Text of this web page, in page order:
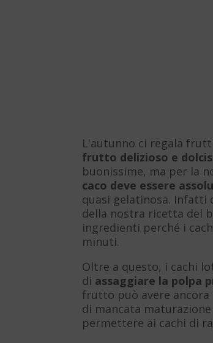
L'autunno ci regala
frutto delizioso e
buonissime, ma per la
caco deve essere
quasi gelatinosa. Infatti
della nostra ricetta del
ingredienti perché i
minuti.
Oltre a questo, i cachi
di assaggiare la polpa
frutto può avere
di mancata
permettere ai cachi di